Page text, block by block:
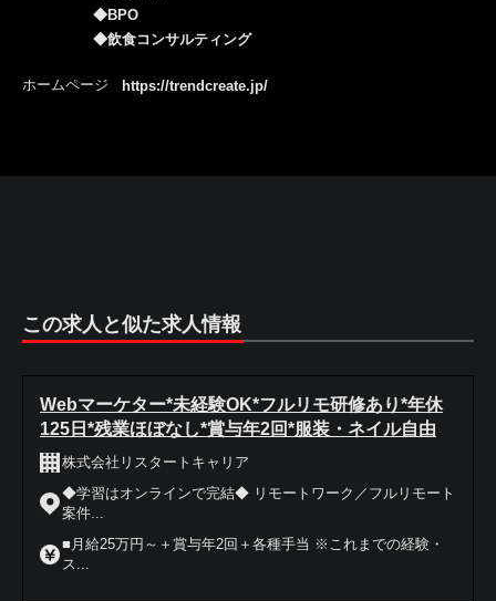
◆BPO
◆飲食コンサルティング
ホームページ https://trendcreate.jp/
この求人と似た求人情報
Webマーケター*未経験OK*フルリモ研修あり*年休
125日*残業ほぼなし*賞与年2回*服装・ネイル自由
株式会社リスタートキャリア
◆学習はオンラインで完結◆ リモートワーク／フルリモート
案件...
■月給25万円～＋賞与年2回＋各種手当 ※これまでの経験・
ス...